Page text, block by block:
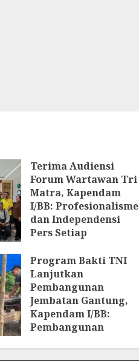
Terima Audiensi
Forum Wartawan Tri
Matra, Kapendam
I/BB: Profesionalisme
dan Independensi
Pers Setiap
6 AGUSTUS 2026
Program Bakti TNI
Lanjutkan
Pembangunan
Jembatan Gantung,
Kapendam I/BB:
Pembangunan